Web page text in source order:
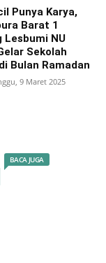
Punya Karya,
Barat 1
Lesbumi NU
Sekolah
Bulan Ramadan
9 Maret 2025
BACA JUGA